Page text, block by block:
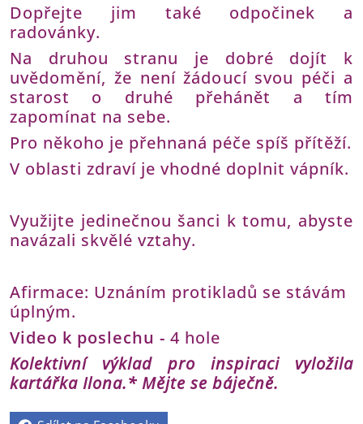
Dopřejte jim také odpočinek a
radovánky.
Na druhou stranu je dobré dojít k
uvědomění, že není žádoucí svou péči a
starost o druhé přehánět a tím
zapomínat na sebe.
Pro někoho je přehnaná péče spíš přítěží.
V oblasti zdraví je vhodné doplnit vápník.
Využijte jedinečnou šanci k tomu, abyste
navázali skvělé vztahy.
Afirmace: Uznáním protikladů se stávám
úplným.
Video k poslechu - 4 hole
Kolektivní výklad pro inspiraci vyložila
kartářka Ilona.* Mějte se báječně.